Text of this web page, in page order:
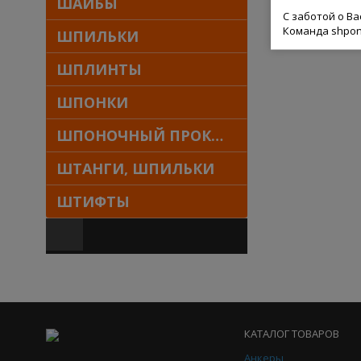
С заботой о
Команда
ШПИЛЬКИ
ШПЛИНТЫ
ШПОНКИ
ШПОНОЧНЫЙ ПРОКАТ
ШТАНГИ, ШПИЛЬКИ
ШТИФТЫ
КАТАЛОГ ТОВАРОВ
Анкеры